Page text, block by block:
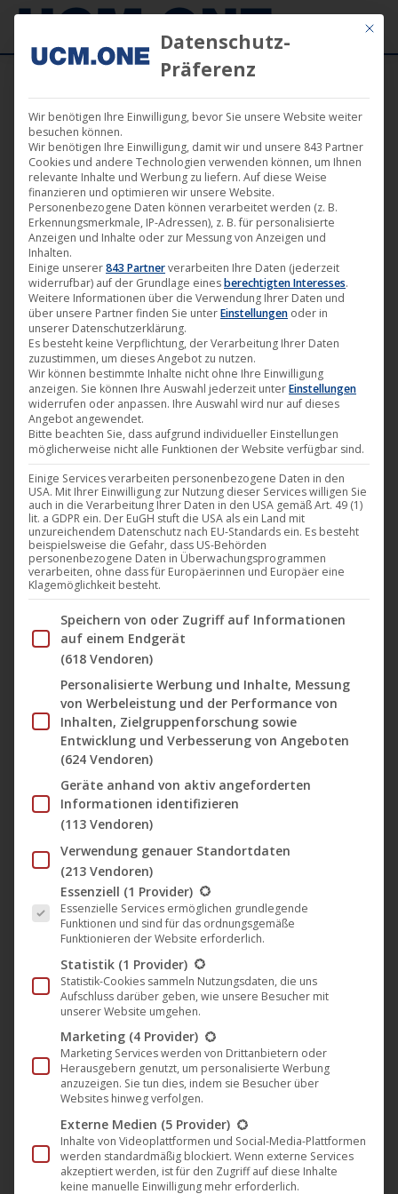
Gezeichnet: Arsène Lupin
ORIGINAL TITLE
Signé: Arsène Lupin
INTERNATIONAL TITLE
Signed, Arsene Lupin
RELEASE DATE
HD/SD
ORIGINAL LANGUAGES
COUNTRY OF ORIGIN
German
RUNTIME
100 minutes
Mit
Datenschutz-
Präferenz
Wir benötigen Ihre Einwilligung, bevor Sie unsere Website weiter
besuchen können.
Wir benötigen Ihre Einwilligung, damit wir und unsere 843 Partner
Cookies und andere Technologien verwenden können, um Ihnen
relevante Inhalte und Werbung zu liefern. Auf diese Weise
finanzieren und optimieren wir unsere Website.
Personenbezogene Daten können verarbeitet werden (z. B.
Erkennungsmerkmale, IP-Adressen), z. B. für personalisierte
Anzeigen und Inhalte oder zur Messung von Anzeigen und
Inhalten.
Einige unserer843 Partnerverarbeiten Ihre Daten (jederzeit
widerrufbar) auf der Grundlage einesberechtigten Interesses.
Weitere Informationen über die Verwendung Ihrer Daten und
über unsere Partner finden Sie unterEinstellungen oder in
unserer Datenschutzerklärung.
Es besteht keine Verpflichtung, der Verarbeitung Ihrer Daten
zuzustimmen, um dieses Angebot zu nutzen.
Wir können bestimmte Inhalte nicht ohne Ihre Einwilligung
anzeigen. Sie können Ihre Auswahl jederzeit unterEinstellungen
widerrufen oder anpassen. Ihre Auswahl wird nur auf dieses
Angebot angewendet.
Bitte beachten Sie, dass aufgrund individueller Einstellungen
möglicherweise nicht alle Funktionen der Website verfügbar sind.
Einige Services verarbeiten personenbezogene Daten in den
USA. Mit Ihrer Einwilligung zur Nutzung dieser Services willigen Sie
auch in die Verarbeitung Ihrer Daten in den USA gemäß Art. 49 (1)
lit. a GDPR ein. Der EuGH stuft die USA als ein Land mit
unzureichendem Datenschutz nach EU-Standards ein. Es besteht
beispielsweise die Gefahr, dass US-Behörden
personenbezogene Daten in Überwachungsprogrammen
verarbeiten, ohne dass für Europäerinnen und Europäer eine
Klagemöglichkeit besteht.
Im Folgenden finden Sie eine Liste der Zwecke des IAB
Speichern von oder Zugriff auf Informationen
auf einem Endgerät
(618 Vendoren)
Personalisierte Werbung und Inhalte, Messung
von Werbeleistung und der Performance von
Inhalten, Zielgruppenforschung sowie
Entwicklung und Verbesserung von Angeboten
(624 Vendoren)
Geräte anhand von aktiv angeforderten
Informationen identifizieren
(113 Vendoren)
Verwendung genauer Standortdaten
(213 Vendoren)
Es folgt eine Liste der Service-Gruppen, für die eine
Essenziell (1 Provider)
Essenzielle Services ermöglichen grundlegende
Funktionen und sind für das ordnungsgemäße
Funktionieren der Website erforderlich.
Statistik (1 Provider)
Statistik-Cookies sammeln Nutzungsdaten, die uns
Aufschluss darüber geben, wie unsere Besucher mit
unserer Website umgehen.
Marketing (4 Provider)
Marketing Services werden von Drittanbietern oder
Herausgebern genutzt, um personalisierte Werbung
anzuzeigen. Sie tun dies, indem sie Besucher über
Websites hinweg verfolgen.
Externe Medien (5 Provider)
Inhalte von Videoplattformen und Social-Media-Plattformen
werden standardmäßig blockiert. Wenn externe Services
akzeptiert werden, ist für den Zugriff auf diese Inhalte
keine manuelle Einwilligung mehr erforderlich.